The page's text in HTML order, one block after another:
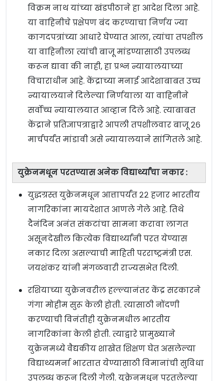
विक्रम नाथ यांच्या खंडपीठाने हा आदेश दिला आहे.
या वाहिनीचे प्रक्षेपण बंद करण्याचा निर्णय ज्या
कागदपत्रांच्या आधारे घेण्यात आला, त्यांचा तपशील
या वाहिनीला त्यांची बाजू मांडण्यासाठी उपलब्ध
करून द्यावा की नाही, हा प्रश्न न्यायालयाच्या
विचाराधीन आहे. केंद्राच्या मनाई आदेशाबाबत उच्च
न्यायालयाने दिलेल्या निर्णयाला या वाहिनीने
सर्वोच्च न्यायालयात आव्हान दिले आहे. त्याबाबत
केंद्राने प्रतिज्ञापत्राद्वारे आपली तपशीलवार बाजू २६
मार्चपर्यंत मांडावी असे न्यायालयाने सांगितले आहे.
युक्रेनमधून परतण्यास अनेक विद्यार्थ्यांचा नकार :
युद्धग्रस्त युक्रेनमधून आत्तापर्यंत २२ हजार भारतीय
नागरिकांना मायदेशात आणले गेले आहे. तिथे
दैनंदिन अनंत संकटांचा सामना करावा लागत
असूनदेखील कित्येक विद्यार्थ्यांनी परत येण्यास
नकार दिला असल्याची माहिती परराष्ट्रमंत्री एस.
जयशंकर यांनी मंगळवारी राज्यसभेत दिली.
रशियाच्या युक्रेनवरील हल्ल्यानंतर केंद्र सरकारने
गंगा मोहीम सुरू केली होती. त्यासाठी नोंदणी
करण्याची विनंतीही युक्रेनमधील भारतीय
नागरिकांना केली होती. त्याद्वारे प्रामुख्याने
युक्रेनमध्ये वैद्यकीय शाखेत शिक्षण घेत असलेल्या
विद्याथ्यमर्ना भारतात येण्यासाठी विमानांची सुविधा
उपलब्ध करून दिली गेली. युक्रेनमधून परतलेल्या